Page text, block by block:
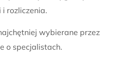
rozliczenia.
wybierane przez
o specjalistach.